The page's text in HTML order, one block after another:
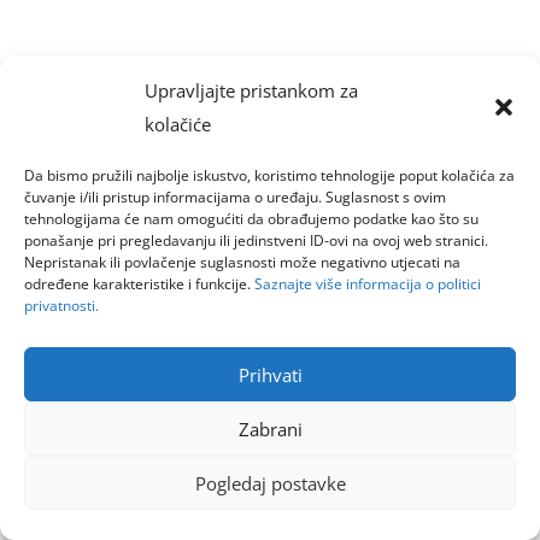
Upravljajte pristankom za
kolačiće
Da bismo pružili najbolje iskustvo, koristimo tehnologije poput kolačića za
čuvanje i/ili pristup informacijama o uređaju. Suglasnost s ovim
tehnologijama će nam omogućiti da obrađujemo podatke kao što su
ponašanje pri pregledavanju ili jedinstveni ID-ovi na ovoj web stranici.
Nepristanak ili povlačenje suglasnosti može negativno utjecati na
određene karakteristike i funkcije.Saznajte više informacija o politici
privatnosti.
Prihvati
Zabrani
Pogledaj postavke